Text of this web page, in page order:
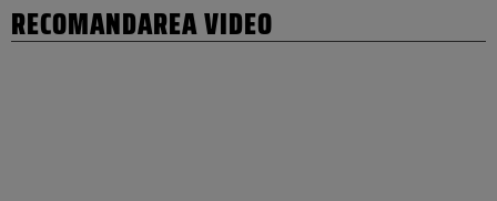
RECOMANDAREA VIDEO